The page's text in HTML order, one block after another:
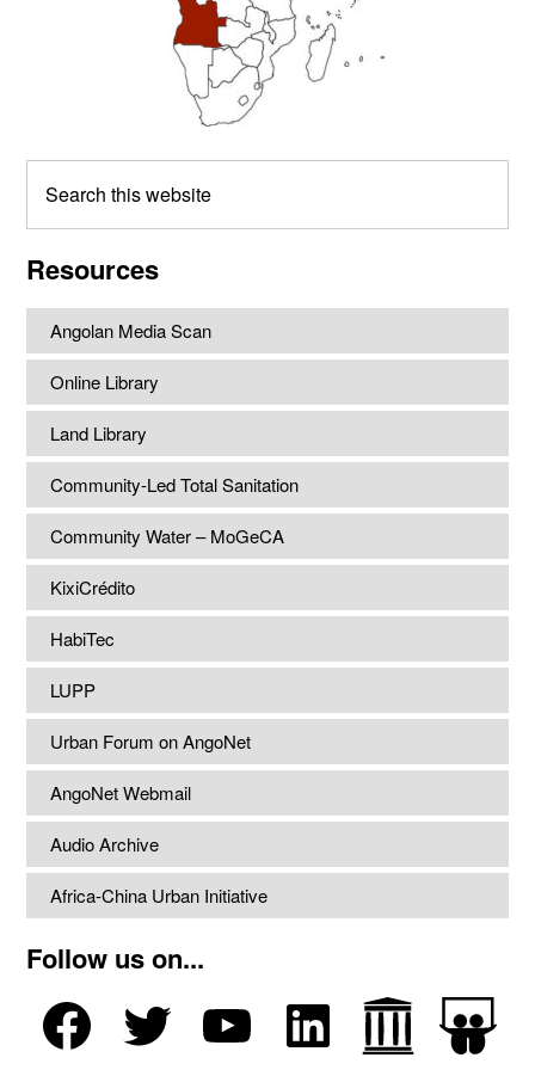
this
Resources
Angolan Media Scan
Online Library
Land Library
Community-Led Total Sanitation
Community Water – MoGeCA
KixiCrédito
HabiTec
LUPP
Urban Forum on AngoNet
AngoNet Webmail
Audio Archive
Africa-China Urban Initiative
Follow us on...